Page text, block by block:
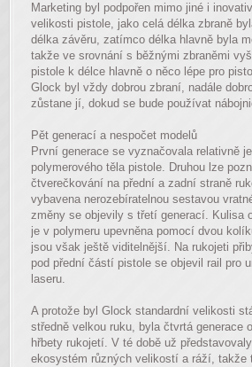
Marketing byl podpořen mimo jiné i
velikosti pistole, jako celá délka zbraně
délka závěru, zatímco délka hlavně byla
takže ve srovnání s běžnými zbraněmi
pistole k délce hlavně o něco lépe pro
Glock byl vždy dobrou zbraní, nadále
zůstane jí, dokud se bude používat
Pět generací a nespočet modelů
První generace se vyznačovala relativně
polymerového těla pistole. Druhou lze
čtverečkování na přední a zadní straně
vybavena nerozebíratelnou sestavou
změny se objevily s třetí generací. Kulisa
je v polymeru upevněna pomocí dvou
jsou však ještě viditelnější. Na rukojeti
pod přední částí pistole se objevil rail pro
laseru.
A protože byl Glock standardní velikosti
středně velkou ruku, byla čtvrtá generace
hřbety rukojetí. V té době už
ekosystém různých velikostí a ráží, takže